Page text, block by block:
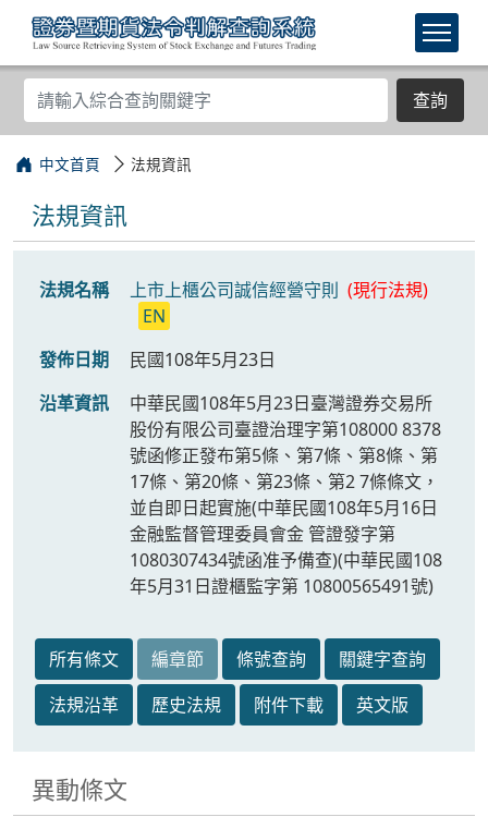
查詢
中文首頁 法規資訊
法規資訊
法規名稱 上市上櫃公司誠信經營守則 (現行法規)
EN
發佈日期
民國108年5月23日
沿革資訊
中華民國108年5月23日臺灣證券交易所
股份有限公司臺證治理字第108000 8378
號函修正發布第5條、第7條、第8條、第
17條、第20條、第23條、第2 7條條文，
並自即日起實施(中華民國108年5月16日
金融監督管理委員會金 管證發字第
1080307434號函准予備查)(中華民國108
年5月31日證櫃監字第 10800565491號)
所有條文 編章節 條號查詢
關鍵字查詢
法規沿革
歷史法規 附件下載 英文版
異動條文